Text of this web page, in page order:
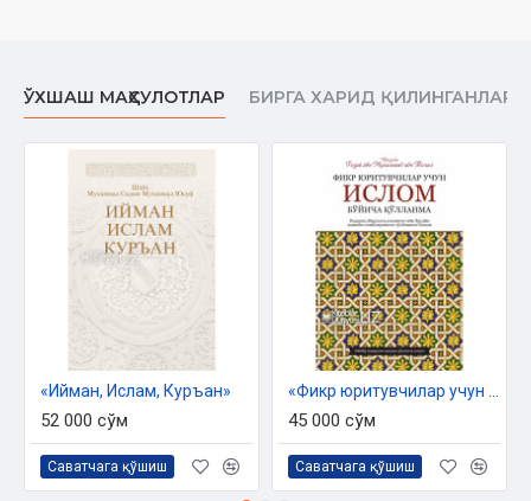
ЎХШАШ МАҲСУЛОТЛАР БИРГА ХАРИД ҚИЛИНГАНЛАР
«Ийман, Ислам, Куръан»
52 000 сўм
Саватчага қўшиш
45 000 сўм
Саватчага қўшиш